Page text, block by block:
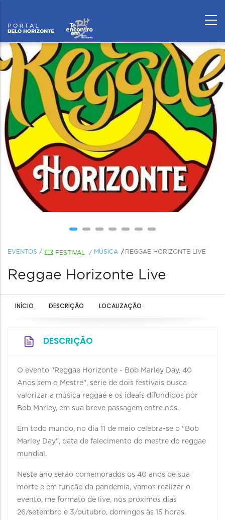
EVENTOS / FESTIVAL / MÚSICA REGGAE HORIZONTE LIVE
Reggae Horizonte Live
INÍCIO DESCRIÇÃO LOCALIZAÇÃO
DESCRIÇÃO
O evento "Reggae Horizonte - Bob Marley Day, 40
Anos sem o Mestre", série de dois festivais busca
valorizar a música reggae e os ideais difundidos por
Bob Marley, em sua breve passagem entre nós.
Em todo mundo, no dia 11 de maio celebra-se o "Bob
Marley Day", data de falecimento do mestre do reggae
mundial.
Neste ano serão comemorados os 40 anos de sua
morte e em função da pandemia, vamos realizar o
evento, me formato de live, nos próximos dias
26/setembro e 3/outubro, domingos às 15 horas.